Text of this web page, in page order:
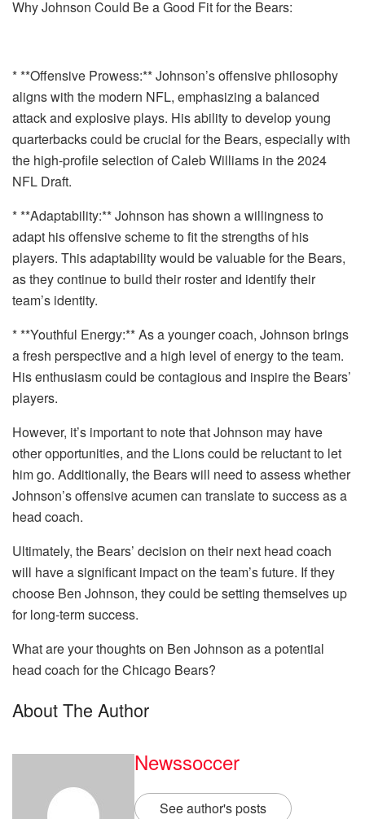
Why Johnson Could Be a Good Fit for the Bears:
* **Offensive Prowess:** Johnson’s offensive philosophy
aligns with the modern NFL, emphasizing a balanced
attack and explosive plays. His ability to develop young
quarterbacks could be crucial for the Bears, especially with
the high-profile selection of Caleb Williams in the 2024
NFL Draft.
* **Adaptability:** Johnson has shown a willingness to
adapt his offensive scheme to fit the strengths of his
players. This adaptability would be valuable for the Bears,
as they continue to build their roster and identify their
team’s identity.
* **Youthful Energy:** As a younger coach, Johnson brings
a fresh perspective and a high level of energy to the team.
His enthusiasm could be contagious and inspire the Bears’
players.
However, it’s important to note that Johnson may have
other opportunities, and the Lions could be reluctant to let
him go. Additionally, the Bears will need to assess whether
Johnson’s offensive acumen can translate to success as a
head coach.
Ultimately, the Bears’ decision on their next head coach
will have a significant impact on the team’s future. If they
choose Ben Johnson, they could be setting themselves up
for long-term success.
What are your thoughts on Ben Johnson as a potential
head coach for the Chicago Bears?
About The Author
Newssoccer
See author's posts